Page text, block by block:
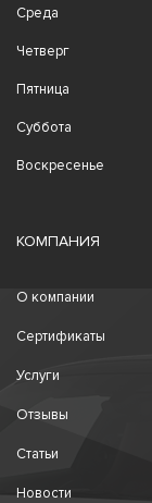
Среда
Четверг
Пятница
Суббота
Воскресенье
КОМПАНИЯ
О компании
Сертификаты
Услуги
Отзывы
Статьи
Новости